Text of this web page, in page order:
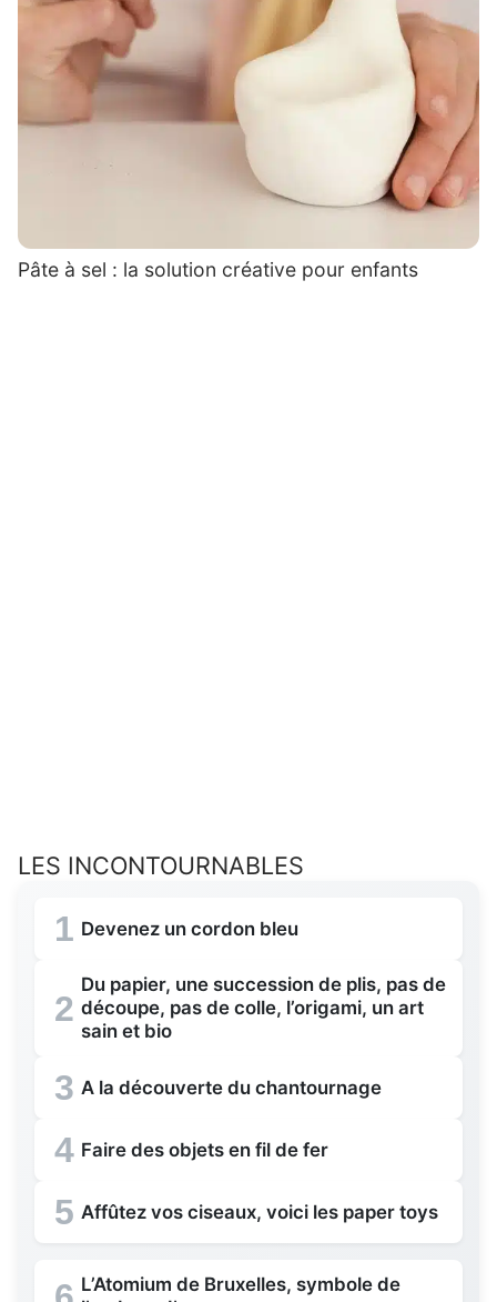
Pâte à sel : la solution créative pour enfants
LES INCONTOURNABLES
1 Devenez un cordon bleu
2
Du papier, une succession de plis, pas de
découpe, pas de colle, l’origami, un art
sain et bio
3 A la découverte du chantournage
4 Faire des objets en fil de fer
5 Affûtez vos ciseaux, voici les paper toys
L’Atomium de Bruxelles, symbole de